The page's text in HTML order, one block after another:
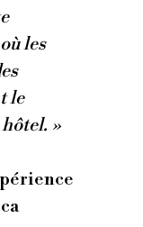
les
le
»